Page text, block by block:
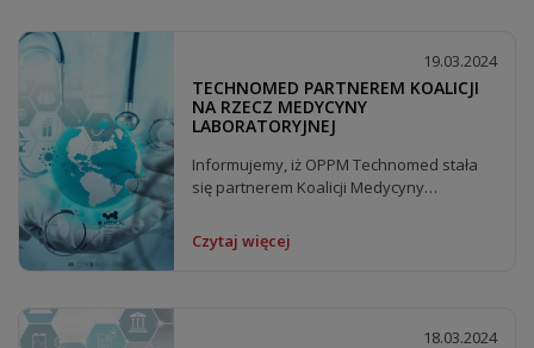
19.03.2024
TECHNOMED PARTNEREM KOALICJI
NA RZECZ MEDYCYNY
LABORATORYJNEJ
Informujemy, iż OPPM Technomed stała
się partnerem Koalicji Medycyny
Czytaj więcej
18.03.2024